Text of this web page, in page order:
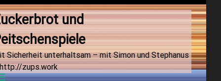
und
Sicherheit unterhaltsam – mit Simon und Stephanus
zups.work